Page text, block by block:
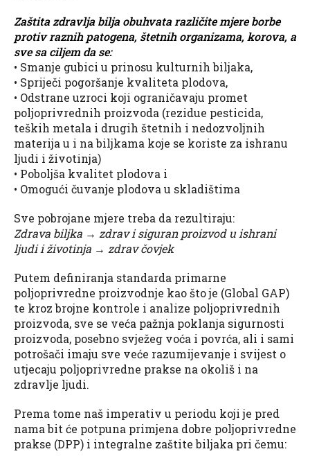
Zaštita zdravlja bilja obuhvata različite mjere borbe
protiv raznih patogena, štetnih organizama, korova, a
sve sa ciljem da se:
• Smanje gubici u prinosu kulturnih biljaka,
• Spriječi pogoršanje kvaliteta plodova,
• Odstrane uzroci koji ograničavaju promet
poljoprivrednih proizvoda (rezidue pesticida,
teških metala i drugih štetnih i nedozvoljnih
materija u i na biljkama koje se koriste za ishranu
ljudi i životinja)
• Poboljša kvalitet plodova i
• Omogući čuvanje plodova u skladištima
Sve pobrojane mjere treba da rezultiraju:
Zdrava biljka → zdrav i siguran proizvod u ishrani
ljudi i životinja → zdrav čovjek
Putem definiranja standarda primarne
poljoprivredne proizvodnje kao što je (Global GAP)
te kroz brojne kontrole i analize poljoprivrednih
proizvoda, sve se veća pažnja poklanja sigurnosti
proizvoda, posebno svježeg voća i povrća, ali i sami
potrošači imaju sve veće razumijevanje i svijest o
utjecaju poljoprivredne prakse na okoliš i na
zdravlje ljudi.
Prema tome naš imperativ u periodu koji je pred
nama bit će potpuna primjena dobre poljoprivredne
prakse (DPP) i integralne zaštite biljaka pri čemu: